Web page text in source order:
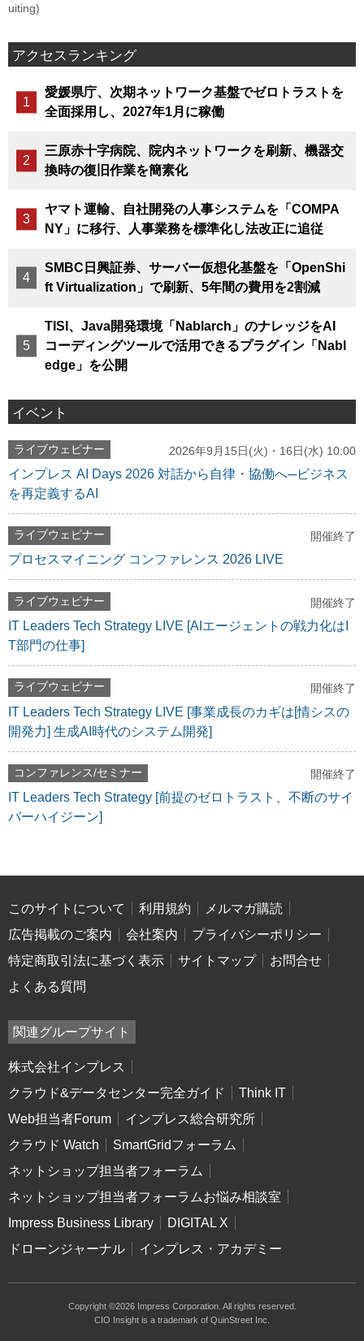
uiting)
アクセスランキング
愛媛県庁、次期ネットワーク基盤でゼロトラストを
全面採用し、2027年1月に稼働
三原赤十字病院、院内ネットワークを刷新、機器交
換時の復旧作業を簡素化
ヤマト運輸、自社開発の人事システムを「COMPA
NY」に移行、人事業務を標準化し法改正に追従
SMBC日興証券、サーバー仮想化基盤を「OpenShi
ft Virtualization」で刷新、5年間の費用を2割減
TISI、Java開発環境「Nablarch」のナレッジをAI
コーディングツールで活用できるプラグイン「Nabl
edge」を公開
イベント
ライブウェビナー 2026年9月15日(火)・16日(水) 10:00
インプレス AI Days 2026 対話から自律・協働へ─ビジネス
を再定義するAI
ライブウェビナー 開催終了
プロセスマイニング コンファレンス 2026 LIVE
ライブウェビナー 開催終了
IT Leaders Tech Strategy LIVE [AIエージェントの戦力化はI
T部門の仕事]
ライブウェビナー 開催終了
IT Leaders Tech Strategy LIVE [事業成長のカギは[情シスの
開発力] 生成AI時代のシステム開発]
コンファレンス/セミナー 開催終了
IT Leaders Tech Strategy [前提のゼロトラスト、不断のサイ
バーハイジーン]
このサイトについて 利用規約
メルマガ購読
広告掲載のご案内
会社案内
プライバシーポリシー
特定商取引法に基づく表示
サイトマップ
お問合せ
よくある質問
関連グループサイト
株式会社インプレス
クラウド&データセンター完全ガイド
Think IT
Web担当者Forum
インプレス総合研究所
クラウド Watch
SmartGridフォーラム
ネットショップ担当者フォーラム
ネットショップ担当者フォーラムお悩み相談室
Impress Business Library
DIGITAL X
ドローンジャーナル
インプレス・アカデミー
Copyright ©2026 Impress Corporation. All rights reserved.
CIO Insight is a trademark of QuinStreet Inc.